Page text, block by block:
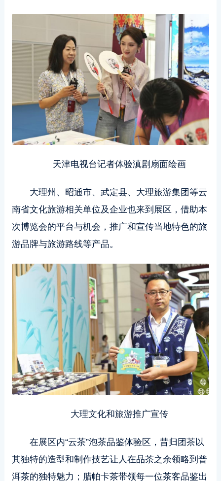
天津电视台记者体验滇剧扇面绘画
大理州、昭通市、武定县、大理旅游集团等云
南省文化旅游相关单位及企业也来到展区，借助本
次博览会的平台与机会，推广和宣传当地特色的旅
游品牌与旅游路线等产品。
大理文化和旅游推广宣传
在展区内“云茶”泡茶品鉴体验区，昔归团茶以
其独特的造型和制作技艺让人在品茶之余领略到普
洱茶的独特魅力；腊帕卡茶带领每一位茶客品鉴出